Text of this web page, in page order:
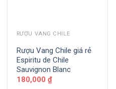
RƯỢU VANG CHILE
Rượu Vang Chile giá rẻ
Espiritu de Chile
Sauvignon Blanc
180,000 ₫